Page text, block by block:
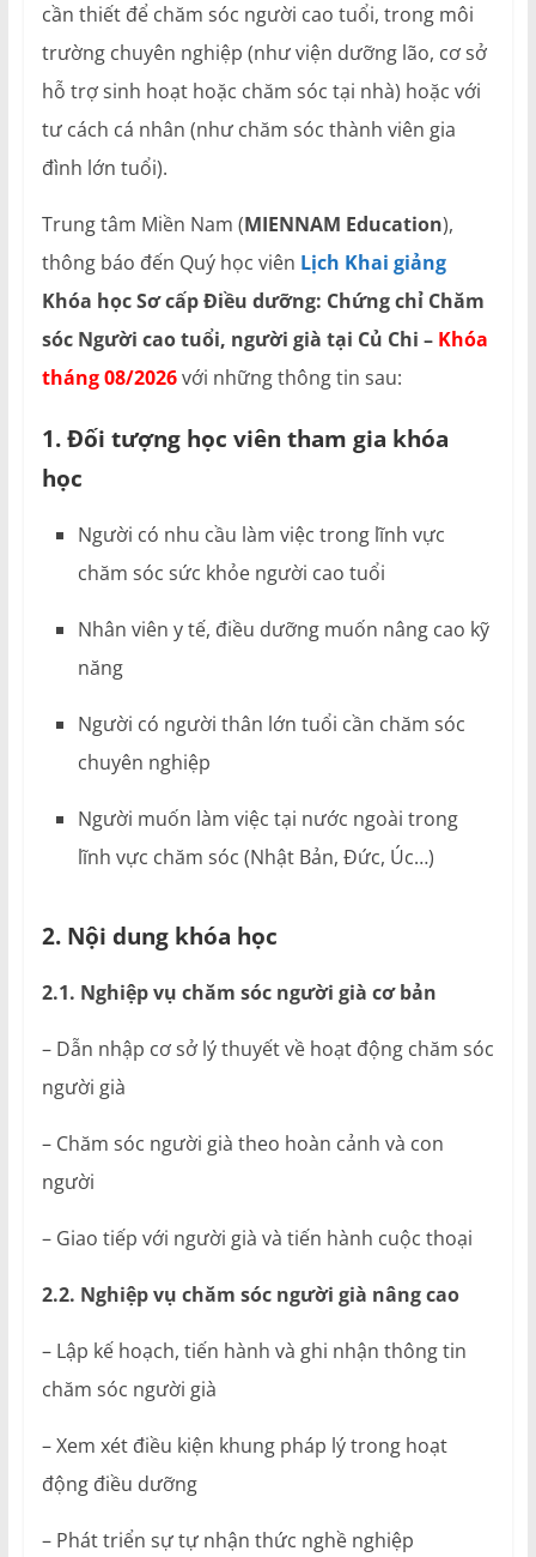
cần thiết để chăm sóc người cao tuổi, trong môi
trường chuyên nghiệp (như viện dưỡng lão, cơ sở
hỗ trợ sinh hoạt hoặc chăm sóc tại nhà) hoặc với
tư cách cá nhân (như chăm sóc thành viên gia
đình lớn tuổi).
Trung tâm Miền Nam (MIENNAM Education),
thông báo đến Quý học viên Lịch Khai giảng
Khóa học Sơ cấp Điều dưỡng: Chứng chỉ Chăm
sóc Người cao tuổi, người già tại Củ Chi – Khóa
tháng08/2026với những thông tin sau:
1. Đối tượng học viên tham gia khóa
học
Người có nhu cầu làm việc trong lĩnh vực
chăm sóc sức khỏe người cao tuổi
Nhân viên y tế, điều dưỡng muốn nâng cao kỹ
năng
Người có người thân lớn tuổi cần chăm sóc
chuyên nghiệp
Người muốn làm việc tại nước ngoài trong
lĩnh vực chăm sóc (Nhật Bản, Đức, Úc…)
2. Nội dung khóa học
2.1. Nghiệp vụ chăm sóc người già cơ bản
– Dẫn nhập cơ sở lý thuyết về hoạt động chăm sóc
người già
– Chăm sóc người già theo hoàn cảnh và con
người
– Giao tiếp với người già và tiến hành cuộc thoại
2.2. Nghiệp vụ chăm sóc người già nâng cao
– Lập kế hoạch, tiến hành và ghi nhận thông tin
chăm sóc người già
– Xem xét điều kiện khung pháp lý trong hoạt
động điều dưỡng
– Phát triển sự tự nhận thức nghề nghiệp